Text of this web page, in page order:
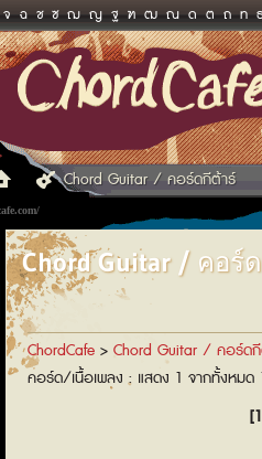
จ ฉ ช ซ ฌ ญ ฐ ฑ ฒ ณ ด ต ถ ท
Chord Guitar / คอร์ดกีต้าร์
Chord Guitar / คอร์
ChordCafe > Chord Guitar / คอร์ด
คอร์ด/เนื้อเพลง : แสดง 1 จากทั้งหมด